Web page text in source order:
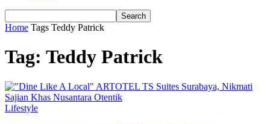
Home Tags Teddy Patrick
Tag: Teddy Patrick
Lifestyle